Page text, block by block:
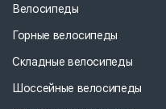
Велосипеды
Горные велосипеды
Складные велосипеды
Шоссейные велосипеды